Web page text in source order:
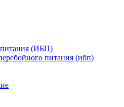
питания (ИБП)
питания (ибп)